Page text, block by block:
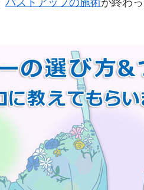
バストアップの施術が終わ